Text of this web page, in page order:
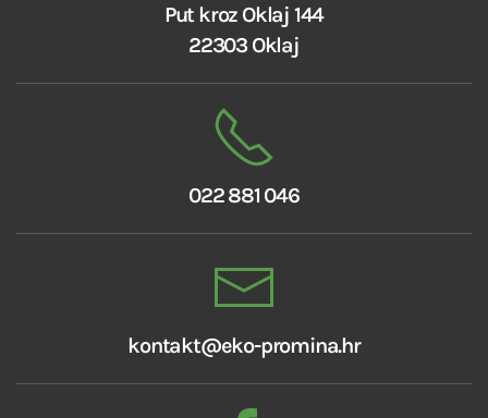
Put kroz Oklaj 144
22303 Oklaj
022 881 046
kontakt@eko-promina.hr